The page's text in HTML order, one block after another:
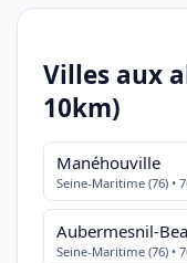
Villes aux
10km)
Manéhouville
Seine-Maritime (76) •
Aubermesnil-
Seine-Maritime (76) •